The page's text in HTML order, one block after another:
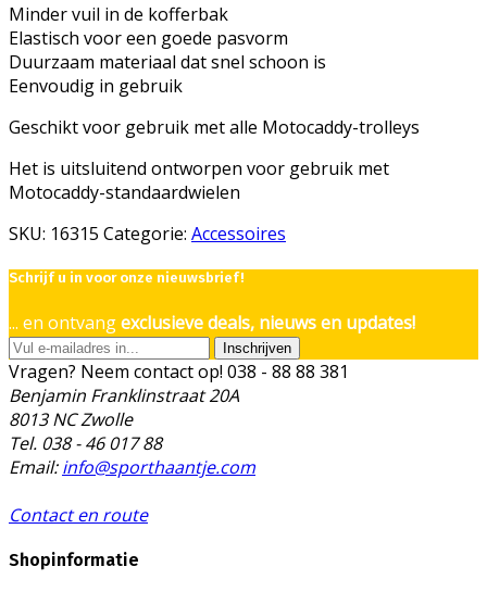
Minder vuil in de kofferbak
Elastisch voor een goede pasvorm
Duurzaam materiaal dat snel schoon is
Eenvoudig in gebruik
Geschikt voor gebruik met alle Motocaddy-trolleys
Het is uitsluitend ontworpen voor gebruik met
Motocaddy-standaardwielen
SKU: 16315 Categorie: Accessoires
Schrijf u in voor onze nieuwsbrief!
... en ontvangexclusieve deals, nieuws en updates!
Inschrijven
Vragen? Neem contact op! 038 - 88 88 381
Benjamin Franklinstraat 20A
8013 NC Zwolle
Tel. 038 - 46 017 88
Email:info@sporthaantje.com
Contact en route
Shopinformatie